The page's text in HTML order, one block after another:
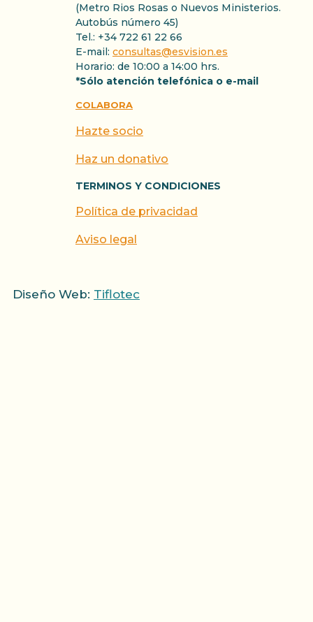
(Metro Rios Rosas o Nuevos Ministerios.
Autobús número 45)
Tel.: +34 722 61 22 66
E-mail: consultas@esvision.es
Horario: de 10:00 a 14:00 hrs.
*Sólo atención telefónica o e-mail
COLABORA
Hazte socio
Haz un donativo
TERMINOS Y CONDICIONES
Política de privacidad
Aviso legal
Diseño Web: Tiflotec